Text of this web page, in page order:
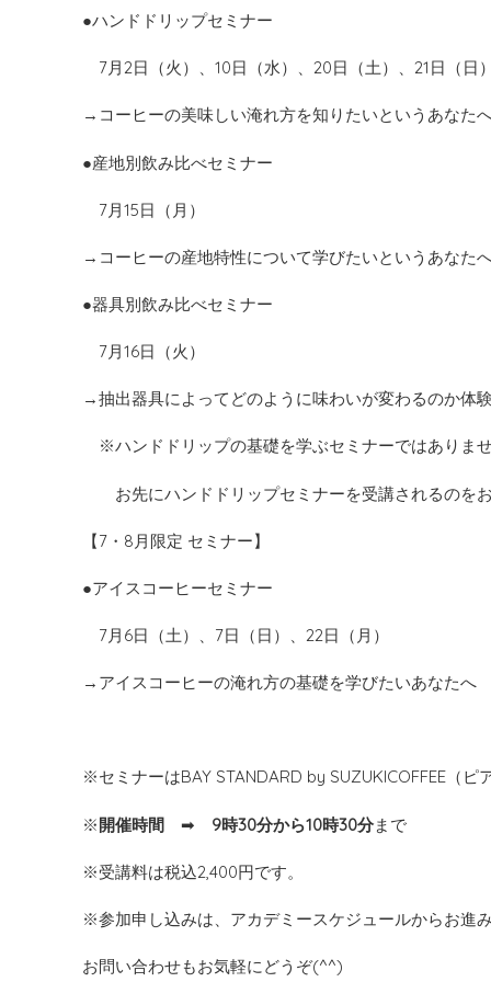
●ハンドドリップセミナー
7月2日（火）、10日（水）、20日（土）、21日（日）
→コーヒーの美味しい淹れ方を知りたいというあなた
●産地別飲み比べセミナー
7月15日（月）
→コーヒーの産地特性について学びたいというあなた
●器具別飲み比べセミナー
7月16日（火）
→抽出器具によってどのように味わいが変わるのか体
※ハンドドリップの基礎を学ぶセミナーではありませ
お先にハンドドリップセミナーを受講されるのを
【7・8月限定 セミナー】
●アイスコーヒーセミナー
7月6日（土）、7日（日）、22日（月）
→アイスコーヒーの淹れ方の基礎を学びたいあなたへ
※セミナーはBAY STANDARD by SUZUKICOFFEE（ピ
※開催時間 ➡ 9時30分から10時30分まで
※受講料は税込2,400円です。
※参加申し込みは、アカデミースケジュールからお進み
お問い合わせもお気軽にどうぞ(^^)